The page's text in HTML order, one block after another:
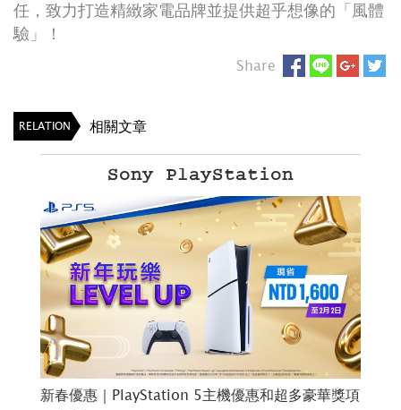
任，致力打造精緻家電品牌並提供超乎想像的「風體
驗」！
Share
RELATION 相關文章
Sony PlayStation
新春優惠｜PlayStation 5主機優惠和超多豪華獎項